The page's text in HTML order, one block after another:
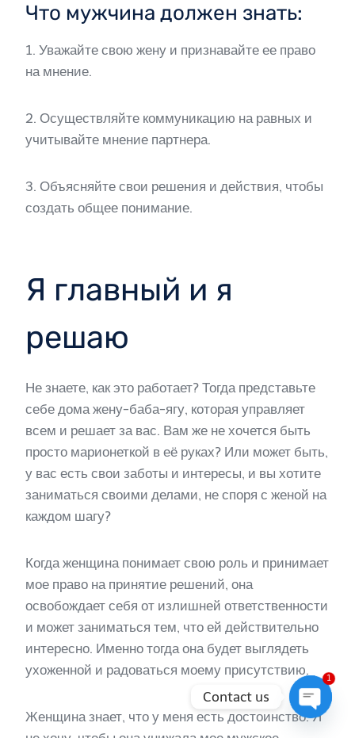
Что мужчина должен знать:
1. Уважайте свою жену и признавайте ее право
на мнение.
2. Осуществляйте коммуникацию на равных и
учитывайте мнение партнера.
3. Объясняйте свои решения и действия, чтобы
создать общее понимание.
Я главный и я
решаю
Не знаете, как это работает? Тогда представьте
себе дома жену-баба-ягу, которая управляет
всем и решает за вас. Вам же не хочется быть
просто марионеткой в её руках? Или может быть,
у вас есть свои заботы и интересы, и вы хотите
заниматься своими делами, не споря с женой на
каждом шагу?
Когда женщина понимает свою роль и принимает
мое право на принятие решений, она
освобождает себя от излишней ответственности
и может заниматься тем, что ей действительно
интересно. Именно тогда она будет выглядеть
ухоженной и радоваться моему присутствию.
Женщина знает, что у меня есть достоинство. Я
Contact us
1